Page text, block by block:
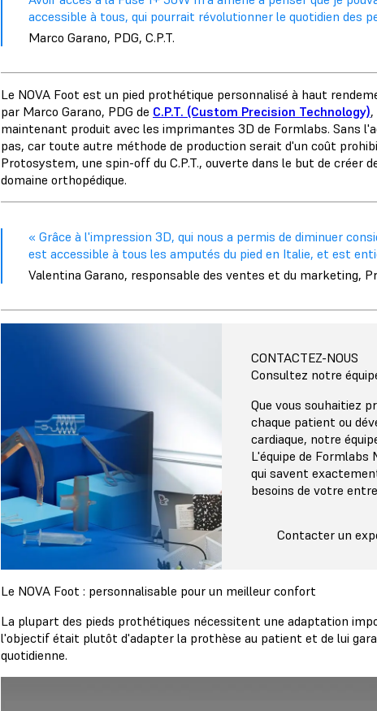
accessible à tous, qui pourrait révolutionner le quotidien des
Marco Garano, PDG, C.P.T.
Le NOVA Foot est un pied prothétique personnalisé à haut
par Marco Garano, PDG de C.P.T. (Custom Precision Technology)
maintenant produit avec les imprimantes 3D de Formlabs. Sans
pas, car toute autre méthode de production serait d'un coût
Protosystem, une spin-off du C.P.T., ouverte dans le but de créer
domaine orthopédique.
« Grâce à l'impression 3D, qui nous a permis de diminuer
est accessible à tous les amputés du pied en Italie, et est
Valentina Garano, responsable des ventes et du marketing,
CONTACTEZ-NOUS
Consultez notre
Que vous souhaitiez
chaque patient ou
cardiaque, notre
L'équipe de Formlabs
qui savent
besoins de votre
Contacter un
Le NOVA Foot : personnalisable pour un meilleur confort
La plupart des pieds prothétiques nécessitent une adaptation
l'objectif était plutôt d'adapter la prothèse au patient et de lui
quotidienne.